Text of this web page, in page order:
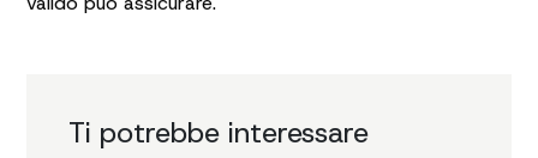
Ti potrebbe interessare